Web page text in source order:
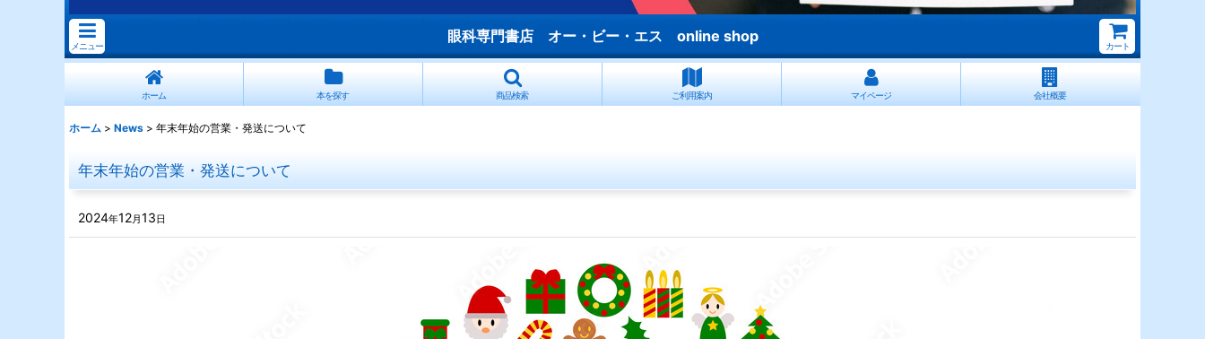
メニュー
眼科専門書店 オー・ビー・エス online shop
カート
ホーム 本を探す 商品検索 ご利用案内 マイページ 会社概要
ホーム > News > 年末年始の営業・発送について
年末年始の営業・発送について
2024年12月13日